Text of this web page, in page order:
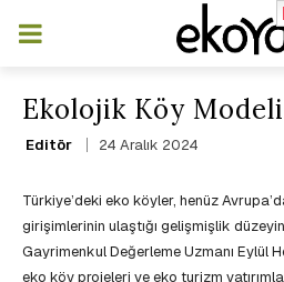
Ekolojik Köy
Editör 24 Aralık 2024
Türkiye’deki eko köyler, henüz
girişimlerinin ulaştığı gelişmişlik
Gayrimenkul Değerleme Uzmanı Eylül
eko köy projeleri ve eko turizm